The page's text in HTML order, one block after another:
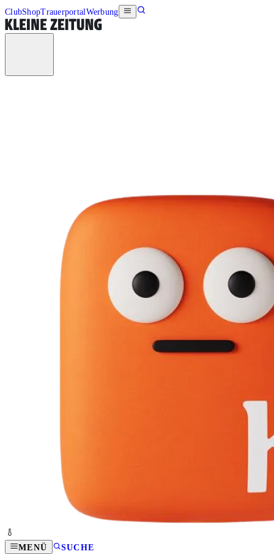
ClubShopTrauerportalWerbung
MENÜ SUCHE